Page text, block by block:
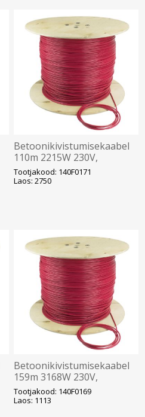
Betoonikivistumisekaabel
110m 2215W 230V,
0,217ohm/m (mõõdetav
trumlilt), DEVI
Tootjakood: 140F0171
Laos: 2750
Betoonikivistumisekaabel
159m 3168W 230V,
0,105ohm/m (mõõdetav
trumlilt), DEVI
Tootjakood: 140F0169
Laos: 1113